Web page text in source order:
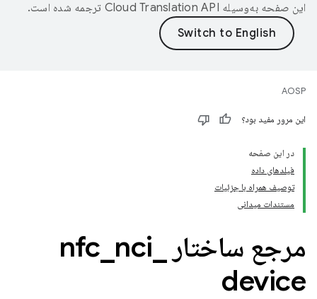
این صفحه به‌وسیله ترجمه شده است.
AOSP
این مرور مفید بود؟
در این صفحه
فیلدهای داده
توصیف همراه با جزئیات
مستندات میدانی
مرجع ساختار nfc nci
device